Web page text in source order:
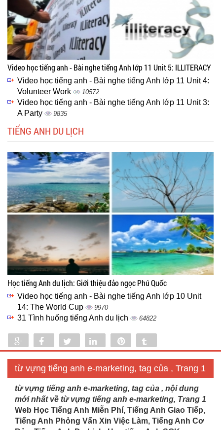
Video học tiếng anh - Bài nghe tiếng Anh lớp 11 Unit 5: ILLITERACY
Video học tiếng anh - Bài nghe tiếng Anh lớp 11 Unit 4:
Volunteer Work
10572
Video học tiếng anh - Bài nghe tiếng Anh lớp 11 Unit 3:
A Party
9835
TIẾNG ANH DU LỊCH
Học tiếng Anh du lịch: Giới thiệu đảo ngọc Phú Quốc
Video học tiếng anh - Bài nghe tiếng Anh lớp 10 Unit
14: The World Cup
9970
31 Tình huống tiếng Anh du lịch 64822
Share Share Tweet Share
từ vựng tiếng anh e-marketing, tag của , Trang 1
từ vựng tiếng anh e-marketing, tag của , nội dung
mới nhất về từ vựng tiếng anh e-marketing, Trang 1
Web Học Tiếng Anh Miễn Phí, Tiếng Anh Giao Tiếp,
Tiếng Anh Phỏng Vấn Xin Việc Làm, Tiếng Anh Cơ